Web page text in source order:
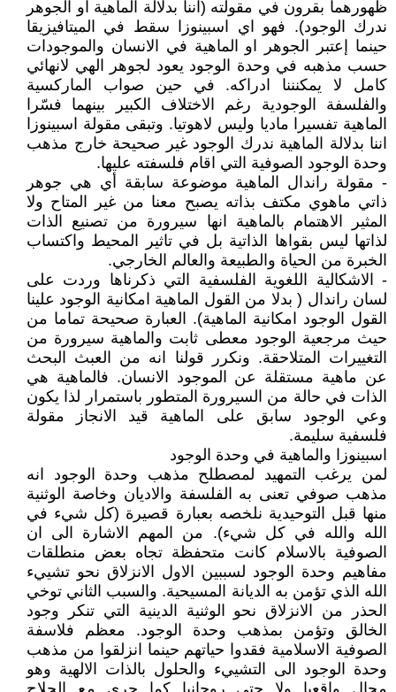
ظهورهما بقرون في مقولته (اننا بدلالة الماهية او الجوهر
ندرك الوجود). فهو اي اسبينوزا سقط في الميتافيزيقا
حينما إعتبر الجوهر او الماهية في الانسان والموجودات
حسب مذهبه في وحدة الوجود يعود لجوهر الهي لانهائي
كامل لا يمكنننا ادراكه. في حين صواب الماركسية
والفلسفة الوجودية رغم الاختلاف الكبير بينهما فسّرا
الماهية تفسيرا ماديا وليس لاهوتيا. وتبقى مقولة اسبينوزا
اننا بدلالة الماهية ندرك الوجود غير صحيحة خارج مذهب
وحدة الوجود الصوفية التي اقام فلسفته عليها.
- مقولة راندال الماهية موضوعة سابقة أي هي جوهر
ذاتي ماهوي مكتف بذاته يصبح معنا من غير المتاح ولا
المثير الاهتمام بالماهية انها سيرورة من تصنيع الذات
لذاتها ليس بقواها الذاتية بل في تاثير المحيط واكتساب
الخبرة من الحياة والطبيعة والعالم الخارجي.
- الاشكالية اللغوية الفلسفية التي ذكرناها وردت على
لسان راندال ( بدلا من القول الماهية امكانية الوجود علينا
القول الوجود امكانية الماهية). العبارة صحيحة تماما من
حيث مرجعية الوجود معطى ثابت والماهية سيرورة من
التغييرات المتلاحقة. ونكرر قولنا انه من العبث البحث
عن ماهية مستقلة عن الموجود الانسان. فالماهية هي
الذات في حالة من السيرورة المتطور باستمرار لذا يكون
وعي الوجود سابق على الماهية قيد الانجاز مقولة
فلسفية سليمة.
اسبينوزا والماهية في وحدة الوجود
لمن يرغب التمهيد لمصطلح مذهب وحدة الوجود انه
مذهب صوفي تعنى به الفلسفة والاديان وخاصة الوثنية
منها قبل التوحيدية نلخصه بعبارة قصيرة (كل شيء في
الله والله في كل شيء). من المهم الاشارة الى ان
الصوفية بالاسلام كانت متحفظة تجاه بعض منطلقات
مفاهيم وحدة الوجود لسببين الاول الانزلاق نحو تشييء
الله الذي تؤمن به الديانة المسيحية. والسبب الثاني توخي
الحذر من الانزلاق نحو الوثنية الدينية التي تنكر وجود
الخالق وتؤمن بمذهب وحدة الوجود. معظم فلاسفة
الصوفية الاسلامية فقدوا حياتهم حينما انزلقوا من مذهب
وحدة الوجود الى التشييء والحلول بالذات الالهية وهو